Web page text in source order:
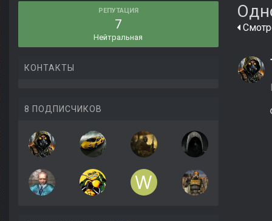
РЕПУТАЦИЯ
7
Нейтральная
КОНТАКТЫ
8 ПОДПИСЧИКОВ